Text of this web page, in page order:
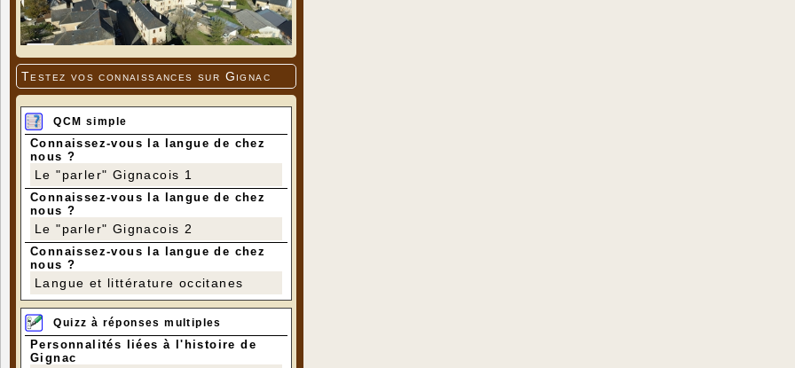
Testez vos connaissances sur Gignac
QCM simple
Connaissez-vous la langue de chez
nous ?
Le "parler" Gignacois 1
Connaissez-vous la langue de chez
nous ?
Le "parler" Gignacois 2
Connaissez-vous la langue de chez
nous ?
Langue et littérature occitanes
Quizz à réponses multiples
Personnalités liées à l'histoire de
Gignac